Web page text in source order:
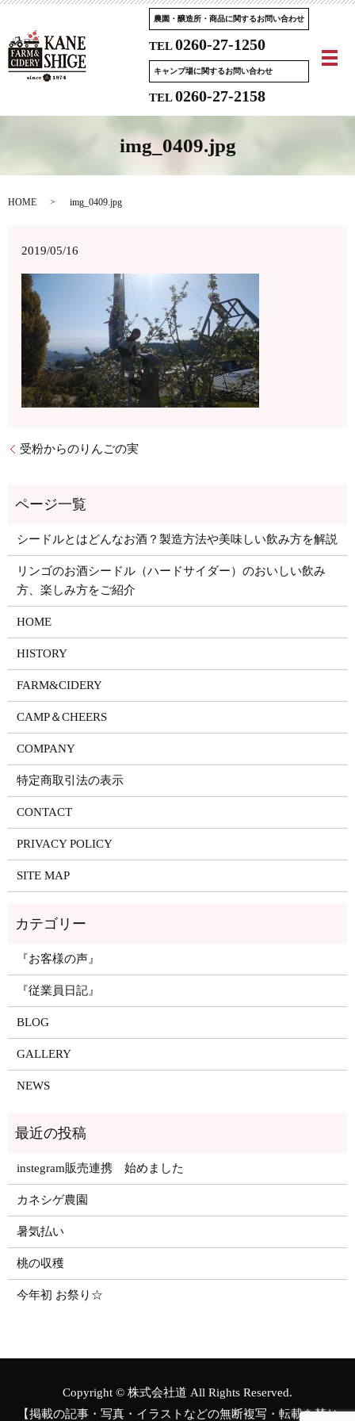
農園・醸造所・商品に関するお問い合わせ
TEL0260-27-1250
キャンプ場に関するお問い合わせ
TEL0260-27-2158
メ
img_0409.jpg
HOME img_0409.jpg
2019/05/16
受粉からのりんごの実
シードルとはどんなお酒？製造方法や美味しい飲み方を解説
リンゴのお酒シードル（ハードサイダー）のおいしい飲み
方、楽しみ方をご紹介
HOME
HISTORY
FARM&CIDERY
CAMP＆CHEERS
COMPANY
特定商取引法の表示
CONTACT
PRIVACY POLICY
SITE MAP
『お客様の声』
『従業員日記』
BLOG
GALLERY
NEWS
instegram販売連携 始めました
カネシゲ農園
暑気払い
桃の収穫
今年初 お祭り☆
Copyright © 株式会社道 All Rights Reserved.
【掲載の記事・写真・イラストなどの無断複写・転載を禁じ